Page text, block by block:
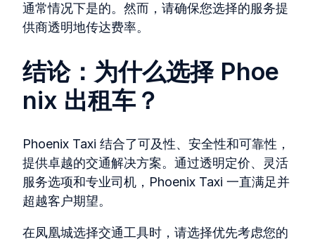
通常情况下是的。然而，请确保您选择的服务提
供商透明地传达费率。
结论：为什么选择 Phoe
nix 出租车？
Phoenix Taxi 结合了可及性、安全性和可靠性，
提供卓越的交通解决方案。通过透明定价、灵活
服务选项和专业司机，Phoenix Taxi 一直满足并
超越客户期望。
在凤凰城选择交通工具时，请选择优先考虑您的